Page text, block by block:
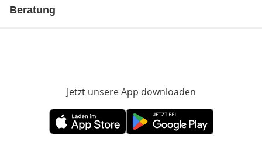
Beratung
Jetzt unsere App downloaden
Öffnet in neuem FensterÖffnet in neuem Fenster